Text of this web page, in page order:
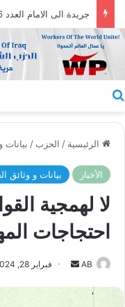
جريدة الى الامام العدد 296 – 28/07/2026
الرئيسية / الحزب /
الأخبار بيانات و وثائق
لا لهمجية
احتجاجات
AB
أرسل فبراير 28, 2024